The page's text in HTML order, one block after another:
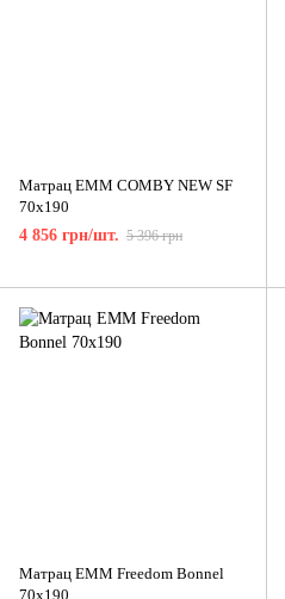
Матрац ЕММ COMBY NEW SF
70x190
4 856 грн/шт. 5 396 грн
Матрац ЕММ Freedom Bonnel
70x190